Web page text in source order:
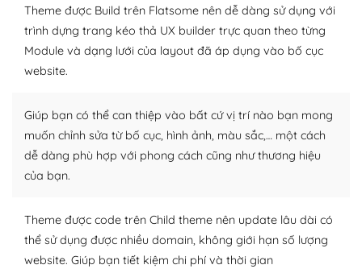
Plugin mở rộng là thành phần cài đặt thêm vào
WordPress để tăng thêm các tính năng cần thiết. Có
nhiều plugin trả phí hoặc miễn phí.
Nhờ lượng người dùng đông đảo, thư viện themes và
thích chọn lựa plugin và themes phù hợp cho mục đích
lập website của mình.
WordPress đa dạng plugin và themes
Với mọi Hosting bất kỳ thì WordPress đều có thể dễ
dàng thiết lập vì thực tế nó đã cung cấp khoảng 60%
Theme được Build trên Flatsome nên dễ dàng sử dụng với
trình dựng trang kéo thả UX builder trực quan theo từng
Module và dạng lưới của layout đã áp dụng vào bố cục
website.
Giúp bạn có thể can thiệp vào bất cứ vị trí nào bạn mong
muốn chỉnh sửa từ bố cục, hình ảnh, màu sắc,… một cách
dễ dàng phù hợp với phong cách cũng như thương hiệu
của bạn.
Theme được code trên Child theme nên update lâu dài có
thể sử dụng được nhiều domain, không giới hạn số lượng
website. Giúp bạn tiết kiệm chi phí và thời gian